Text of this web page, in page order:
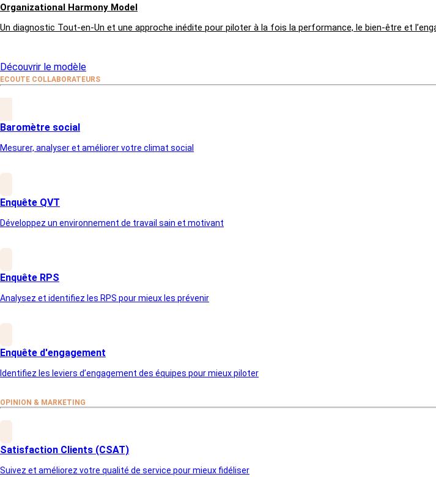
Organizational Harmony Model
Un diagnostic Tout-en-Un et une approche inédite pour piloter à la fois la performance, le bien-être et
Découvrir le modèle
ECOUTE COLLABORATEURS
Baromètre social
Mesurer, analyser et améliorer votre climat social
Enquête QVT
Développez un environnement de travail sain et motivant
Enquête RPS
Analysez et identifiez les RPS pour mieux les prévenir
Enquête d'engagement
Identifiez les leviers d’engagement des équipes pour mieux piloter
OPINION & MARKETING
Satisfaction Clients (CSAT)
Suivez et améliorez votre qualité de service pour mieux fidéliser
Renforcez le bien-être au travail en
Identifiez les sources de stress au travail
Protégez vos collaborateurs